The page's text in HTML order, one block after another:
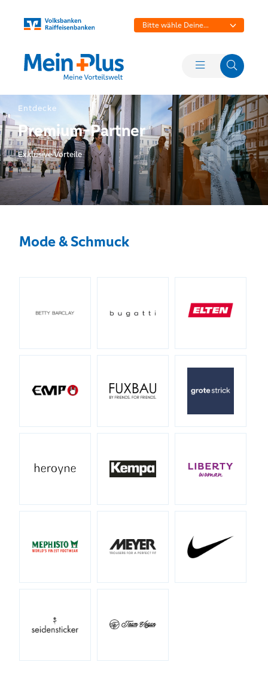
Bitte wähle Deine
Entdecke
Premium-Partner
Exklusive Vorteile
Mode & Schmuck